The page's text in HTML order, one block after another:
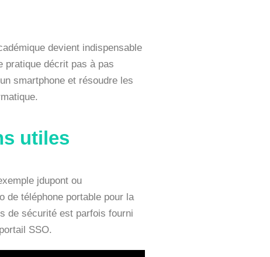
devient indispensable
pratique décrit pas à pas
smartphone et résoudre les
utiles
jdupont ou
de téléphone portable pour la
de sécurité est parfois fourni
SSO.